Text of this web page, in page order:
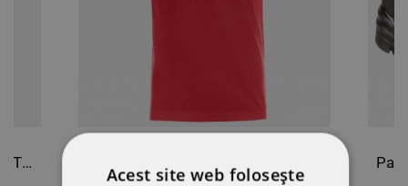
Tricou PAYPER RUNNER ALBASTRU MARIN
Acest site web folosește